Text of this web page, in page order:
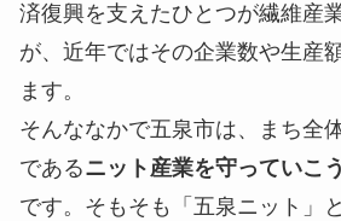
済復興を支えたひとつが繊維産
が、近年ではその企業数や生産
ます。
そんななかで五泉市は、まち全
であるニット産業を守っていこ
です。そもそも「五泉ニット」